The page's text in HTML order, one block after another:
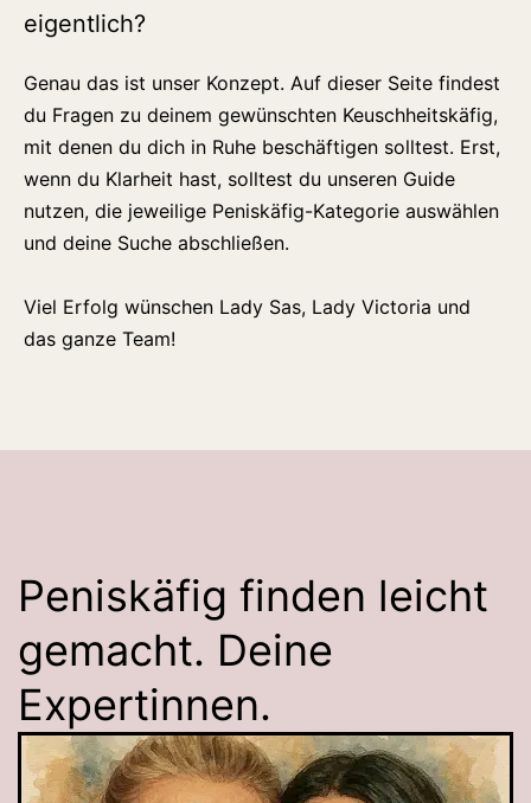
eigentlich?
Genau das ist unser Konzept. Auf dieser Seite findest
du Fragen zu deinem gewünschten Keuschheitskäfig,
mit denen du dich in Ruhe beschäftigen solltest. Erst,
wenn du Klarheit hast, solltest du unseren Guide
nutzen, die jeweilige Peniskäfig-Kategorie auswählen
und deine Suche abschließen.
Viel Erfolg wünschen Lady Sas, Lady Victoria und
das ganze Team!
Peniskäfig finden leicht
gemacht. Deine
Expertinnen.